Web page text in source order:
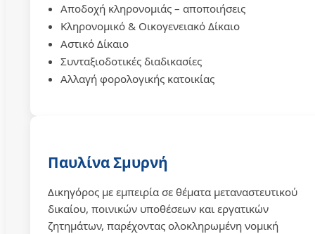
Αποδοχή κληρονομιάς – αποποιήσεις
Κληρονομικό & Οικογενειακό Δίκαιο
Αστικό Δίκαιο
Συνταξιοδοτικές διαδικασίες
Αλλαγή φορολογικής κατοικίας
Παυλίνα Σμυρνή
Δικηγόρος με εμπειρία σε θέματα μεταναστευτικού
δικαίου, ποινικών υποθέσεων και εργατικών
ζητημάτων, παρέχοντας ολοκληρωμένη νομική